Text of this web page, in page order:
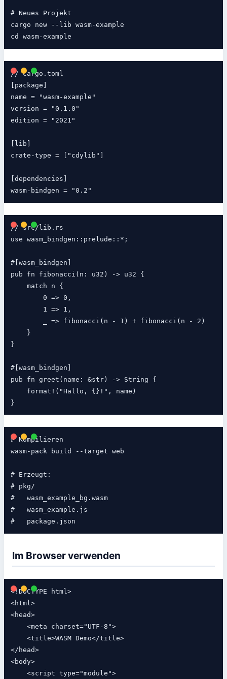
# Neues Projekt
cargo new --lib wasm-example
// Cargo.toml
[package]
name = "wasm-example"
version = "0.1.0"
edition = "2021"
[lib]
crate-type = ["cdylib"]
[dependencies]
// src/lib.rs
use wasm_bindgen::prelude::*;
#[wasm_bindgen]
pub fn fibonacci(n: u32) -> u32 {
    match n {
        0 => 0,
        1 => 1,
        _ => fibonacci(n - 1) + fibonacci(n - 2)
    }
}
#[wasm_bindgen]
pub fn greet(name: &str) -> String {
    format!("Hallo, {}!", name)
# Kompilieren
wasm-pack build --target web
# Erzeugt:
# pkg/
#   wasm_example_bg.wasm
#   wasm_example.js
Im Browser verwenden
<!DOCTYPE html>
<html>
<head>
    <meta charset="UTF-8">
    <title>WASM Demo</title>
</head>
<body>
    <script type="module">